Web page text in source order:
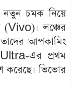
নতুন চমক নিয়ে
(Vivo)। লঞ্চের
তাদের আপকামিং
এর প্রথম
করেছে। ভিভোর